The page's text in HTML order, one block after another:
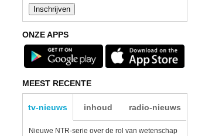
ONZE APPS
MEEST RECENTE
tv-nieuws inhoud radio-nieuws
Nieuwe NTR-serie over de rol van wetenschap